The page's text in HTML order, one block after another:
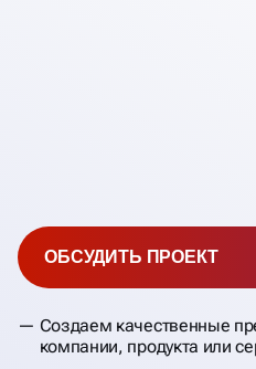
Создаем качественные
компании, продукта или
ОБСУДИТЬ ПРОЕКТ